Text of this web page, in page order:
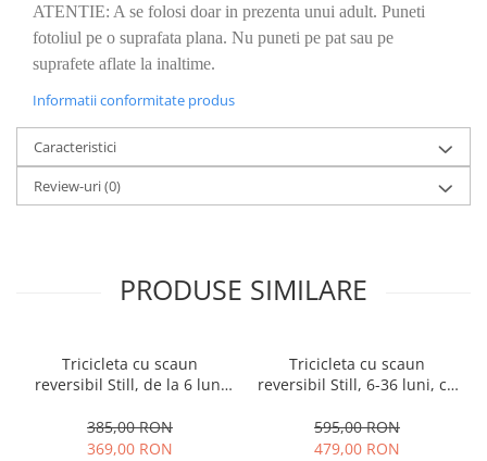
ATENTIE: A se folosi doar in prezenta unui adult. Puneti
fotoliul pe o suprafata plana. Nu puneti pe pat sau pe
suprafete aflate la inaltime.
Informatii conformitate produs
Caracteristici
Review-uri(0)
PRODUSE SIMILARE
Tricicleta cu scaun
reversibil Still, de la 6 luni
roata Eva plina, siliconata
385,00 RON
369,00 RON
Tricicleta cu scaun
reversibil Still, 6-36 luni, cu
roata cauciuc, cu lumini si
muzica, SL07
595,00 RON
479,00 RON